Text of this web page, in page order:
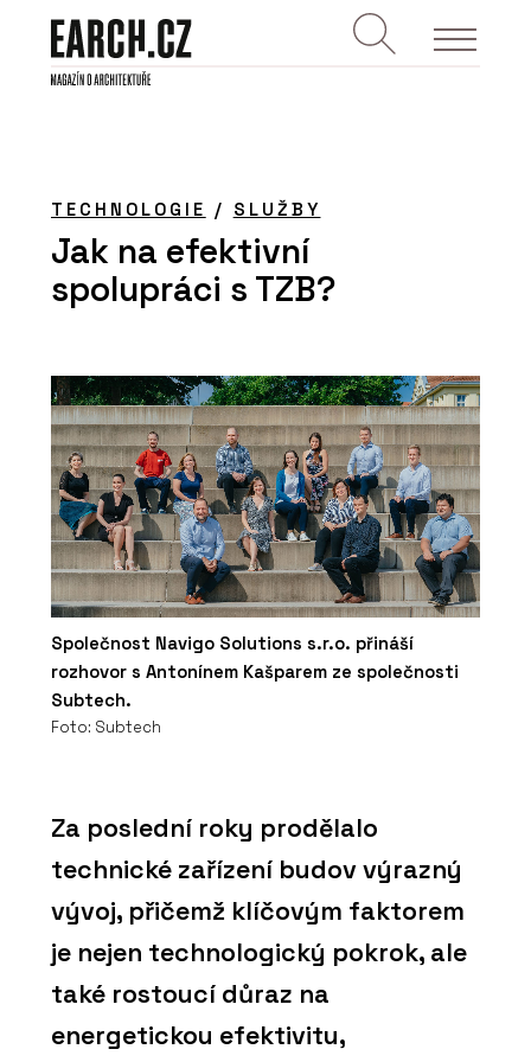
TECHNOLOGIE / SLUŽBY
Jak na efektivní
spolupráci s TZB?
Společnost Navigo Solutions s.r.o. přináší
rozhovor s Antonínem Kašparem ze společnosti
Subtech.
Foto: Subtech
Za poslední roky prodělalo
technické zařízení budov výrazný
vývoj, přičemž klíčovým faktorem
je nejen technologický pokrok, ale
také rostoucí důraz na
energetickou efektivitu,